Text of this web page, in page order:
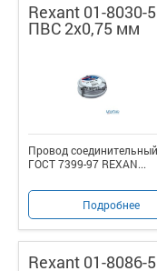
Rexant 01-
ПВС 2x0,75 мм
Провод
ГОСТ 7399-97 REXAN...
Подробнее
Rexant 01-